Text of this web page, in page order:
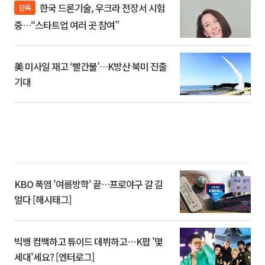
단독
중…“스타트업 여러 곳 참여”
美 미사일 재고 ‘빨간불’…K방산 북미 진출
기대
KBO 폭염 '여름방학' 끝…프로야구 갈 길
멀다 [해시태그]
빅뱅 컴백하고 튜이드 데뷔하고⋯K팝 '몇
세대'세요? [엔터로그]